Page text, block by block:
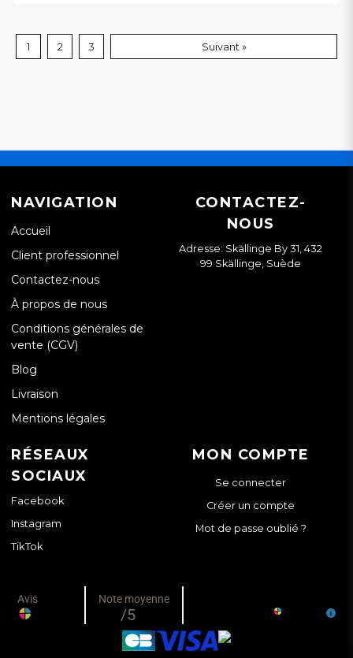
1 2 3 Suivant »
NAVIGATION
Accueil
Client professionnel
Contactez-nous
À propos de nous
Conditions générales de
vente (CGV)
Blog
Livraison
Mentions légales
CONTACTEZ-
NOUS
Adresse: Skällinge By 31, 432
99 Skällinge, Suède
RÉSEAUX
SOCIAUX
Facebook
Instagram
TikTok
MON COMPTE
Se connecter
Créer un compte
Mot de passe oublié ?